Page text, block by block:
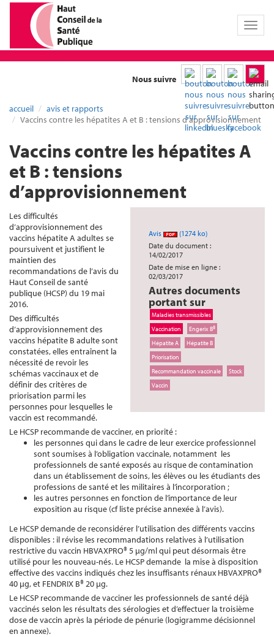
Toggle
Nous suivre
accueil
avis et rapports
Vaccins contre les hépatites A et B : tensions d’approvisionnement
Vaccins contre les hépatites A
et B : tensions
d’approvisionnement
Avis
(1274 ko)
Date du document :
14/02/2017
Date de mise en ligne :
02/03/2017
Autres documents
portant sur
Maladies transmissibles
Vaccination
Engerix B®
Hépatite A
Hépatite B
Priorisation
Recommandation vaccinale
Stock
Vaccin
Les difficultés
d’approvisionnement des
vaccins hépatite A adultes se
poursuivent et justifient le
maintien des
recommandations de l’avis du
Haut Conseil de santé
publique (HCSP) du 19 mai
2016.
Des difficultés
d’approvisionnement des
vaccins hépatite B adulte sont
constatées, elles entraînent la
nécessité de revoir les
schémas vaccinaux et de
définir des critères de
priorisation parmi les
personnes pour lesquelles le
vaccin est recommandé.
Le HCSP recommande de vacciner, en priorité :
les personnes qui dans le cadre de leur exercice professionnel
sont soumises à l’obligation vaccinale, notamment les
professionnels de santé exposés au risque de contamination
dans un établissement de soins, les élèves ou les étudiants des
professions de santé et les militaires à l’incorporation ;
les autres personnes en fonction de l’importance de leur
exposition au risque (cf liste précise annexée à l’avis).
Le HCSP demande de reconsidérer l’utilisation des différents vaccins
disponibles : il révise les recommandations relatives à l’utilisation
restrictive du vaccin HBVAXPRO® 5 µg/ml qui peut désormais être
utilisé pour les nouveau-nés. Le HCSP demande la mise à disposition
effective des vaccins indiqués chez les insuffisants rénaux HBVAXPRO®
40 µg, et FENDRIX B® 20 µg.
Le HCSP recommande de vacciner les professionnels de santé déjà
vaccinés selon les résultats des sérologies et d’effectuer la troisième
dose de vaccin après la période de pénurie (logigramme décisionnel
en annexe).